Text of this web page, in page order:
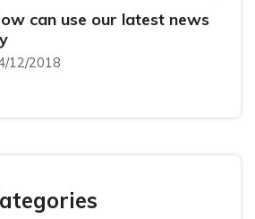
can use our latest news
12/2018